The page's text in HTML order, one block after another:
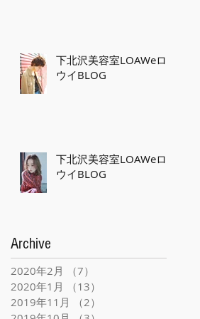
下北沢美容室LOAWeロ
ウイBLOG
下北沢美容室LOAWeロ
ウイBLOG
Archive
2020年2月 （7）
2020年1月
（13）
2019年11月
（2）